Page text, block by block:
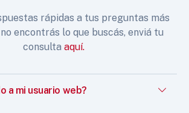
rápidas a tus preguntas más
encontrás lo que buscás, enviá tu
consulta aquí.
a mi usuario web?